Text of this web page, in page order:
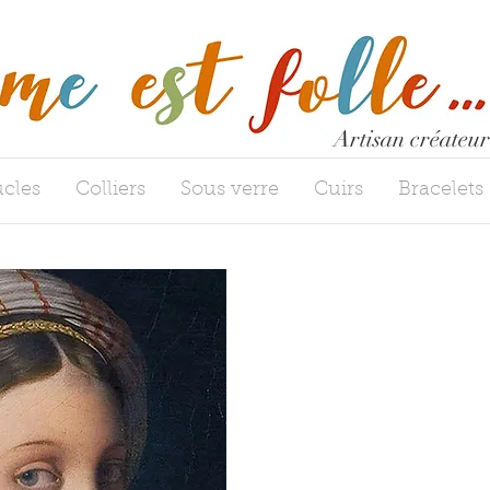
Colliers Sous verre Cuirs Bracelets
Artisan créateur